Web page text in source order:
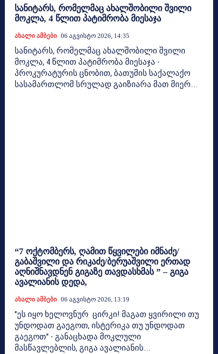
სანიტარს, რომელმაც ახალშობილი შვილი
მოკლა, 4 წლით პატიმრობა მიესაჯა
Ახალი Ამბები 06 Აგვისტო 2026, 14:35
სანიტარს, რომელმაც ახალშობილი შვილი
მოკლა, 4 წლით პატიმრობა მიესაჯა -
პროკურატურის ცნობით, ბათუმის საქალაქო
სასამართლომ სრულად გაიზიარა მათ მიერ...
“7 ოქტომბერს, ღამით წყვილები იმნაძე/
გაბაშვილი და რიკაძე/ბერუაშვილი ერთად
აღნიშნავდნენ გიგაზე თავდასხმას ” – გიგა
ავალიანის დედა,
Ახალი Ამბები 06 Აგვისტო 2026, 13:19
"ეს იყო ხელოვნურ ცირკი! მაგათ ყვირილი თუ
უნდოდათ გაეგოთ, ისტერიკა თუ უნდოდათ
გაეგოთ" - განაცხადა მოკლული
მასწავლებლის, გიგა ავალიანის...